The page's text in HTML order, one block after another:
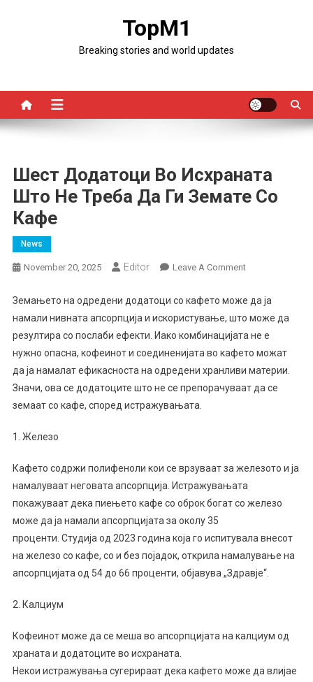
TopM1
Breaking stories and world updates
Шест Додатоци Во Исхраната
Што Не Треба Да Ги Земате Со
Кафе
News
November 20, 2025 Editor Leave A CommentOn
Додатоци
Во
Исхраната
Да
Земањето на одредени додатоци со кафето може да ја
намали нивната апсорпција и искористување, што може да
резултира со послаби ефекти. Иако комбинацијата не е
нужно опасна, кофеинот и соединенијата во кафето можат
да ја намалат ефикасноста на одредени хранливи материи.
Значи, ова се додатоците што не се препорачуваат да се
земаат со кафе, според истражувањата.
1. Железо
Кафето содржи полифеноли кои се врзуваат за железото и ја
намалуваат неговата апсорпција. Истражувањата
покажуваат дека пиењето кафе со оброк богат со железо
може да ја намали апсорпцијата за околу 35
проценти. Студија од 2023 година која го испитувала внесот
на железо со кафе, со и без појадок, открила намалување на
апсорпцијата од 54 до 66 проценти, објавува „Здравје“.
2. Калциум
Кофеинот може да се меша во апсорпцијата на калциум од
храната и додатоците во исхраната.
Некои истражувања сугерираат дека кафето може да влијае